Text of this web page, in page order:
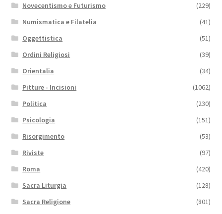
Novecentismo e Futurismo
(229)
Numismatica e Filatelia
(41)
Oggettistica
(51)
Ordini Religiosi
(39)
Orientalia
(34)
Pitture - Incisioni
(1062)
Politica
(230)
Psicologia
(151)
Risorgimento
(53)
Riviste
(97)
Roma
(420)
Sacra Liturgia
(128)
Sacra Religione
(801)